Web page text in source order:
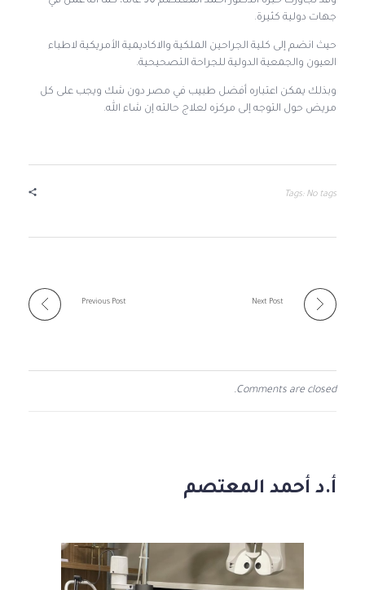
جهات دولية كثيرة.
حيث انضم إلى كلية الجراحين الملكية والاكاديمية الأمريكية لاطباء
العيون والجمعية الدولية للجراحة التصحيحية.
وبذلك يمكن اعتباره أفضل طبيب في مصر دون شك ويجب على كل
مريض حول التوجه إلى مركزه لعلاج حالته إن شاء الله.
Tags: No tags
Previous Post Next Post
Comments are closed.
أ.د أحمد المعتصم